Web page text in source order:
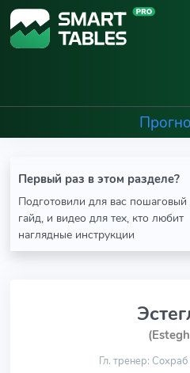
Первый раз в этом разделе?
Подготовили для вас пошаговый
гайд, и видео для тех, кто любит
наглядные инструкции
Гл. тренер: